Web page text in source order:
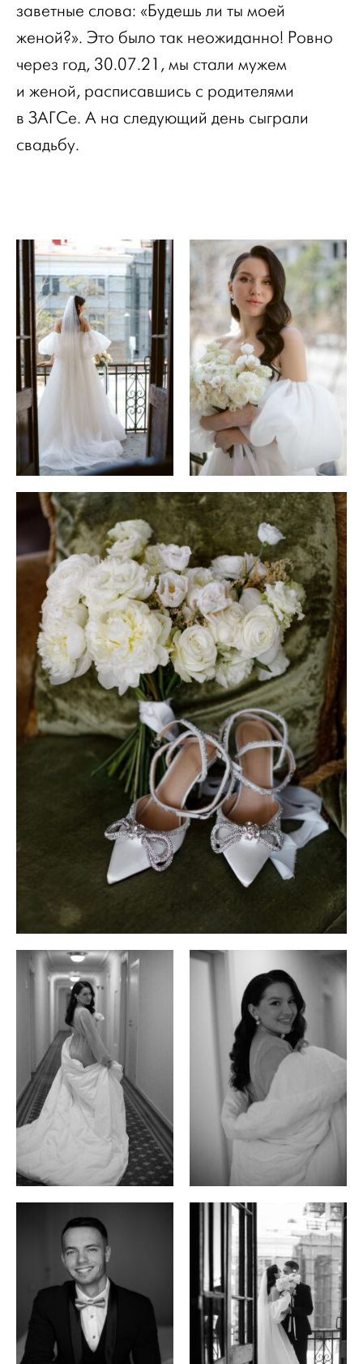
заветные слова: «Будешь ли ты моей
женой?». Это было так неожиданно! Ровно
через год, 30.07.21, мы стали мужем
и женой, расписавшись с родителями
в ЗАГСе. А на следующий день сыграли
свадьбу.